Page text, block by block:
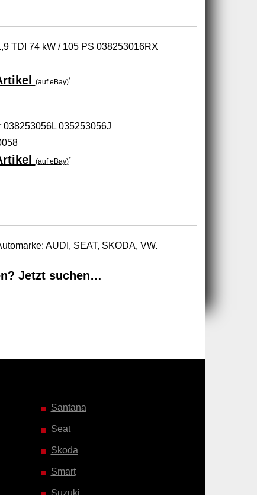
TDI 74 kW / 105 PS 038253016RX
(auf eBay)*
035253056J
(auf eBay)*
AUDI, SEAT, SKODA, VW.
Jetzt suchen…
Santana
Seat
Skoda
Smart
Suzuki